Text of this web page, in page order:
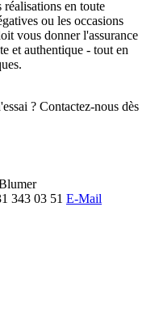
en toute
ou les occasions
vous donner l'assurance
et authentique - tout en
? Contactez-nous dès
343 03 51 E-Mail